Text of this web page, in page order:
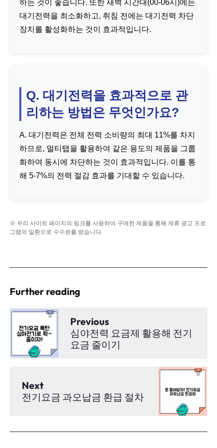
하는 것이 좋습니다. 또한 새벽 시간대(00-06시)에는
대기전력을 최소화하고, 취침 전에는 대기전력 차단
장치를 활성화하는 것이 효과적입니다.
Q. 대기전력을 효과적으로 관
리하는 방법은 무엇인가요?
A. 대기전력은 전체 전력 소비량의 최대 11%를 차지
하므로, 멀티탭을 활용하여 같은 용도의 제품을 그룹
화하여 동시에 차단하는 것이 효과적입니다. 이를 통
해 5-7%의 전력 절감 효과를 기대할 수 있습니다.
※ 우리 사이트 페이지의 링크를 사용하여 구매한 제품을 통해 제휴 광고 프로
그램의 일환으로 수수료를 받습니다.
Further reading
Previous
심야전력 요금제 활용해 전기
요금 줄이기
Next
전기요금 과오납금 환급 절차